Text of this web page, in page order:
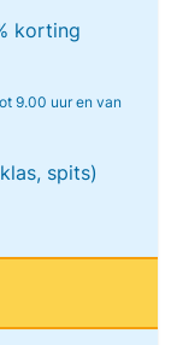
korting
9.00 uur en van
spits)